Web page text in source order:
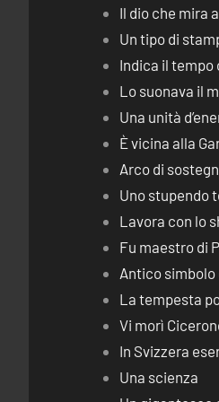
Il dio che mira
Un tipo di
Indica il tempo
Lo suonava il
Una unità
È vicina alla
Arco di
Uno stupendo
Lavora con lo
Fu maestro di
Antico simbolo
La tempesta
Vi morì
In Svizzera
Una scienza